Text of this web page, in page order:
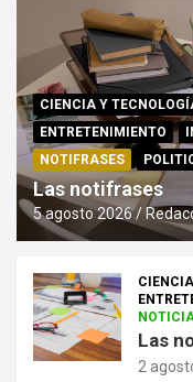
CIENCIA Y
ENTRETENIMIENTO
NOTIFRASES
Las notifrases
5 agosto 2026
Las
2